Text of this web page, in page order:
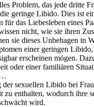
Problem, das jede dritte
geringe Libido. Dies ist
für das Liebesleben eines
nicht, wie sie ihren
sie dieses Unbehagen in
einer geringen Libido,
erscheinen mögen.
oder einer familiären
der sexuellen Libido bei
zu enthalten, wodurch ihre
wird.